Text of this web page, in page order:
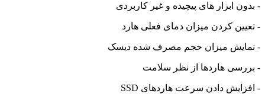
- بدون ابزار های پیچیده و غیر کاربردی
- تعیین کردن میزان دمای فعلی هارد
- نمایش میزان حجم مصرف شده دیسک
- بررسی هاردها از نظر سلامت
- افزایش دادن سرعت هاردهای SSD